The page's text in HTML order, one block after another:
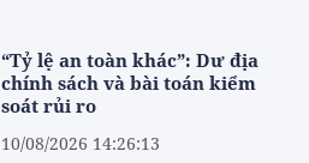
“Tỷ lệ an toàn khác”: Dư địa
chính sách và bài toán kiểm
soát rủi ro
10/08/2026 14:26:13